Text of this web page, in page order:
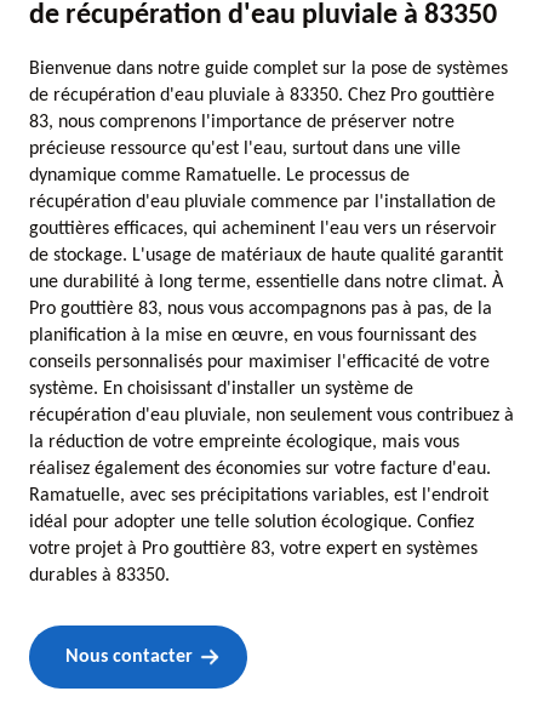
de récupération d'eau pluviale à 83350
Bienvenue dans notre guide complet sur la pose de systèmes
de récupération d'eau pluviale à 83350. Chez Pro gouttière
83, nous comprenons l'importance de préserver notre
précieuse ressource qu'est l'eau, surtout dans une ville
dynamique comme Ramatuelle. Le processus de
récupération d'eau pluviale commence par l'installation de
gouttières efficaces, qui acheminent l'eau vers un réservoir
de stockage. L'usage de matériaux de haute qualité garantit
une durabilité à long terme, essentielle dans notre climat. À
Pro gouttière 83, nous vous accompagnons pas à pas, de la
planification à la mise en œuvre, en vous fournissant des
conseils personnalisés pour maximiser l'efficacité de votre
système. En choisissant d'installer un système de
récupération d'eau pluviale, non seulement vous contribuez à
la réduction de votre empreinte écologique, mais vous
réalisez également des économies sur votre facture d'eau.
Ramatuelle, avec ses précipitations variables, est l'endroit
idéal pour adopter une telle solution écologique. Confiez
votre projet à Pro gouttière 83, votre expert en systèmes
durables à 83350.
Nous contacter